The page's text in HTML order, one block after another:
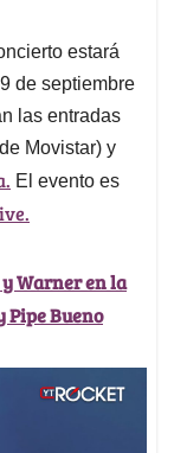
estará
de septiembre
las entradas
Movistar) y
El evento es
y Warner en la
Pipe Bueno